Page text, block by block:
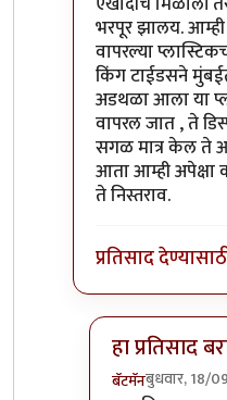
भरपूर झालय. आम्ही
वापरल्या
किंग टाईडसने
अडथळा आला या
वापरल जात , ते
सगळ मात्र केल ते
आता आम्ही अपेक्षा
ते निस्तराव.
प्रतिसाद
हा प्रतिसाद
बॅटमॅनबुधवार, 18/